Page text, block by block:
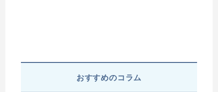
おすすめのコラム